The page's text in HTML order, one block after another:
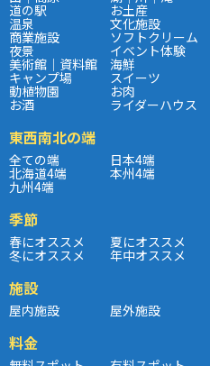
道の駅 お土産
温泉 文化施設
商業施設 ソフトクリーム
夜景 イベント体験
美術館｜資料館 海鮮
キャンプ場 スイーツ
動植物園 お肉
お酒 ライダーハウス
東西南北の端
全ての端 日本4端
北海道4端 本州4端
九州4端
季節
春にオススメ 夏にオススメ
冬にオススメ 年中オススメ
施設
屋内施設 屋外施設
料金